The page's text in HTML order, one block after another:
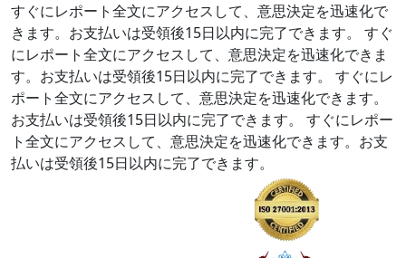
すぐにレポート全文にアクセスして、意思決定を迅速化で
きます。お支払いは受領後15日以内に完了できます。
すぐ
にレポート全文にアクセスして、意思決定を迅速化できま
す。お支払いは受領後15日以内に完了できます。
すぐにレ
ポート全文にアクセスして、意思決定を迅速化できます。
お支払いは受領後15日以内に完了できます。
すぐにレポー
ト全文にアクセスして、意思決定を迅速化できます。お支
払いは受領後15日以内に完了できます。